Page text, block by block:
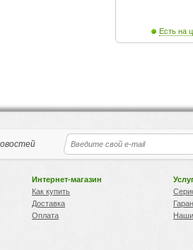
Есть на
новостей
Интернет-магазин
Как купить
Доставка
Оплата